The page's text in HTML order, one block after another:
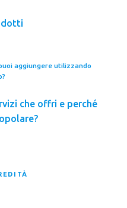
aggiungere utilizzando
che offri e perché